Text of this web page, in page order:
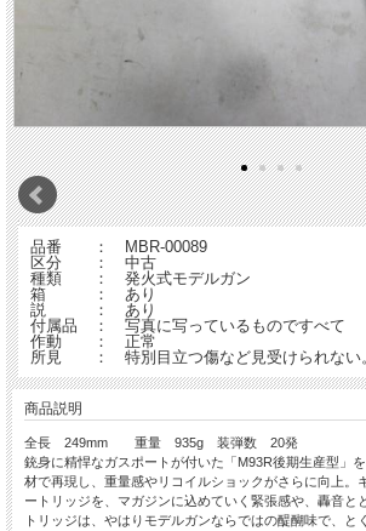
品番 ： MBR-00089
区分 ： 中古
種類 ： 発火式モデルガン
箱 ： あり
説 ： あり
付属品 ： 写真に写っているものですべて
作動 ： 正常
所見 ： 特別目立つ傷など見受けられない
商品説明
全長 249mm 重量 935g 装弾数 20発
銃身に精悍なガスポートが付いた「M93R後期生産型」
材で再現し、重量感やリコイルショックがさらに向上。
ートリッジを、マガジンに込めていく緊張感や、轟音と
トリッジは、やはりモデルガンならではの醍醐味で、と